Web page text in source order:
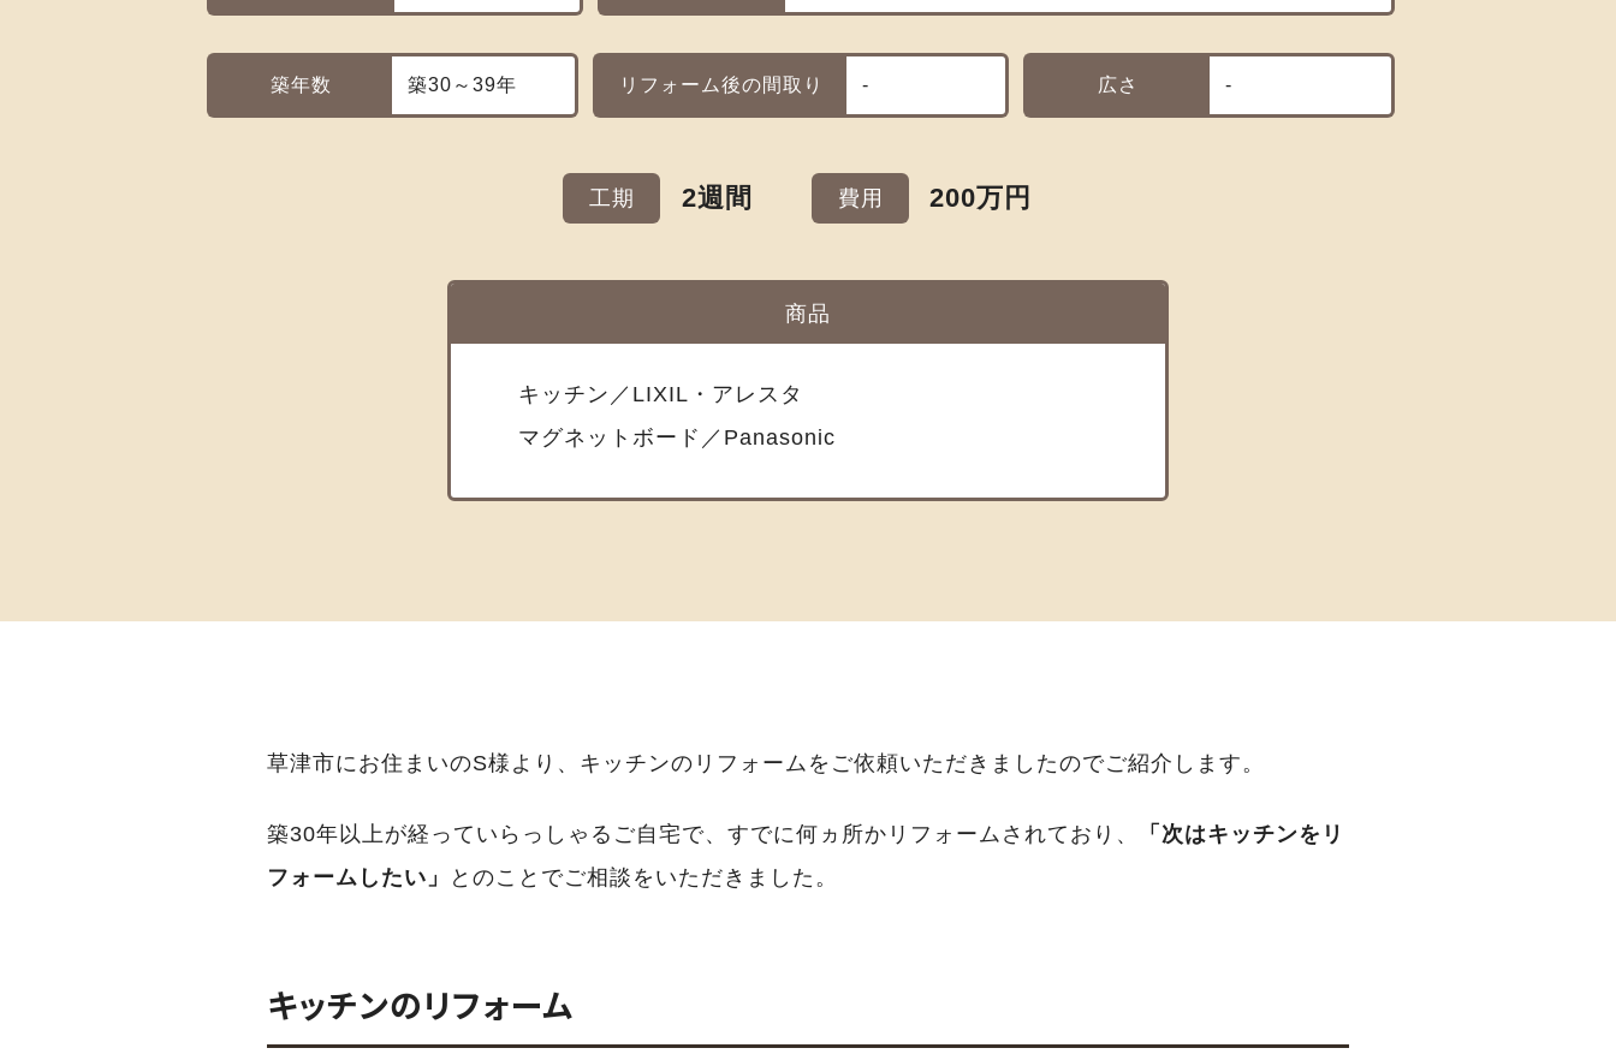
築年数 築30～39年 リフォーム後の間取り - 広さ -
工期 2週間 費用 200万円
商品
キッチン／LIXIL・アレスタ
マグネットボード／Panasonic
草津市にお住まいのS様より、キッチンのリフォームをご依頼いただきましたのでご紹介します。
築30年以上が経っていらっしゃるご自宅で、すでに何ヵ所かリフォームされており、
「次はキッチンをリ
フォームしたい」
とのことでご相談をいただきました。
キッチンのリフォーム